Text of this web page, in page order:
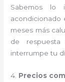
Sabemos lo
acondicionado
meses más
de
interrumpe tu
4. Precios